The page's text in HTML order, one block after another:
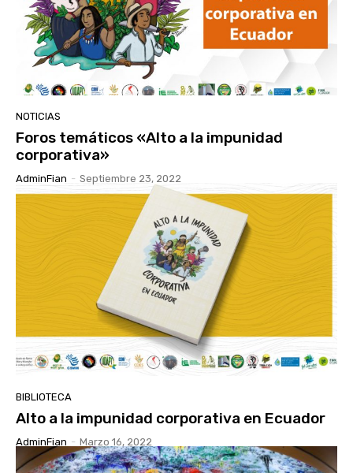
NOTICIAS
Foros temáticos «Alto a la impunidad
corporativa»
AdminFian - Septiembre 23, 2022
BIBLIOTECA
Alto a la impunidad corporativa en Ecuador
AdminFian - Marzo 16, 2022